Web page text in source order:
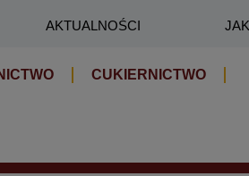
AKTUALNOŚCI
CUKIERNICTWO